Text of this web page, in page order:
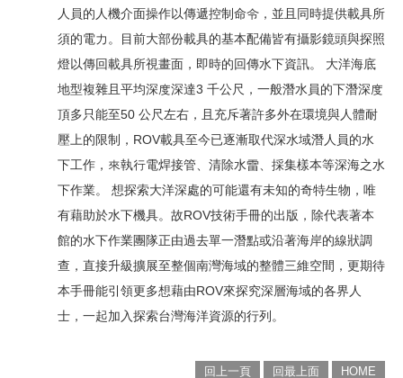
人員的人機介面操作以傳遞控制命令，並且同時提供載具所
須的電力。目前大部份載具的基本配備皆有攝影鏡頭與探照
燈以傳回載具所視畫面，即時的回傳水下資訊。 大洋海底
地型複雜且平均深度深達3 千公尺，一般潛水員的下潛深度
頂多只能至50 公尺左右，且充斥著許多外在環境與人體耐
壓上的限制，ROV載具至今已逐漸取代深水域潛人員的水
下工作，來執行電焊接管、清除水雷、採集樣本等深海之水
下作業。 想探索大洋深處的可能還有未知的奇特生物，唯
有藉助於水下機具。故ROV技術手冊的出版，除代表著本
館的水下作業團隊正由過去單一潛點或沿著海岸的線狀調
查，直接升級擴展至整個南灣海域的整體三維空間，更期待
本手冊能引領更多想藉由ROV來探究深層海域的各界人
士，一起加入探索台灣海洋資源的行列。
回上一頁 回最上面 HOME